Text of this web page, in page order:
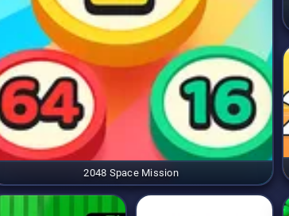
2048 Space Mission